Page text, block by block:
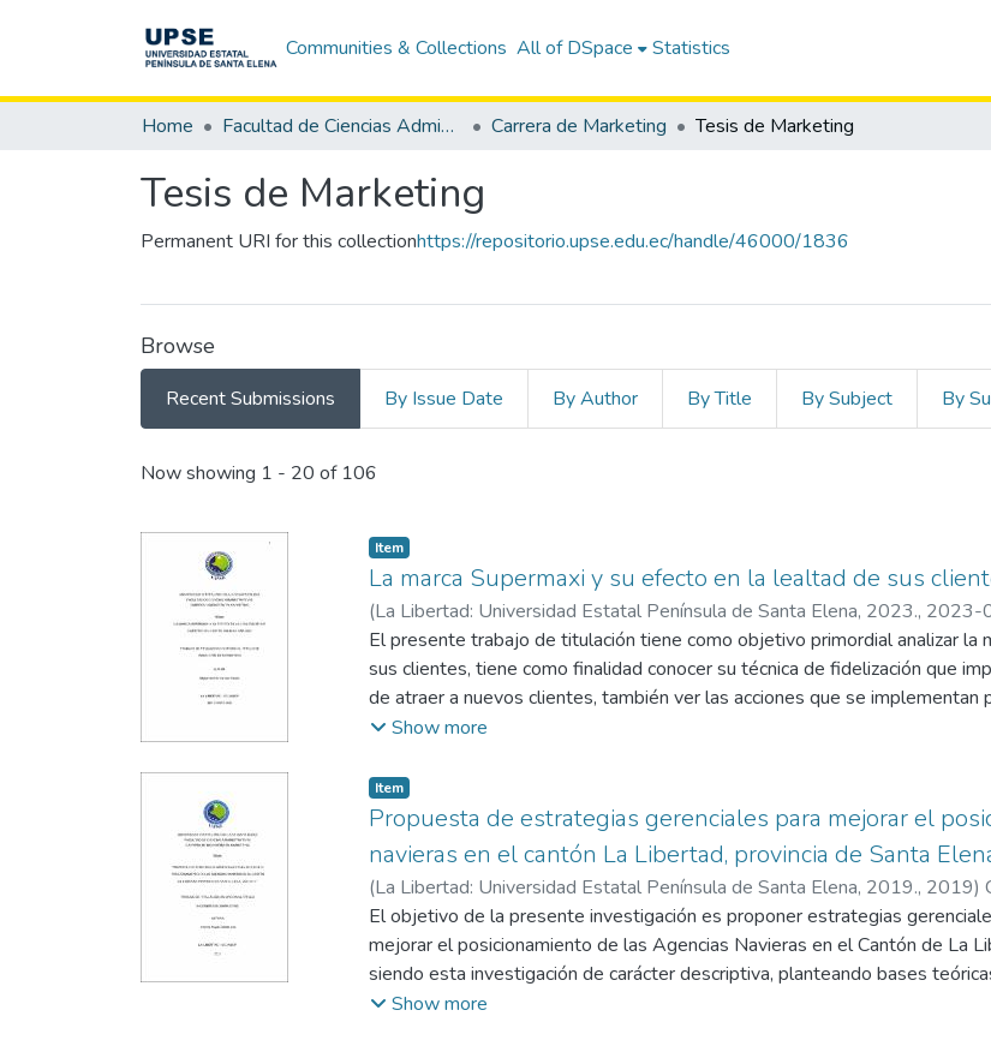
Communities & Collections All of DSpace Statistics
Home Facultad de Ciencias Administrativas Carrera de Marketing Tesis de Marketing
Tesis de Marketing
Permanent URI for this collectionhttps://repositorio.upse.edu.ec/handle/46000/1836
Browse
Recent Submissions By Issue Date By Author By Title By Subject By
Recent Submissions
Now showing 1 - 20 of 106
Item
La marca Supermaxi y su efecto en la lealtad de sus
(La Libertad: Universidad Estatal Península de Santa Elena, 2023., 2023-
Caamaño López, Libi Carol
El presente trabajo de titulación tiene como objetivo primordial analizar la
sus clientes, tiene como finalidad conocer su técnica de fidelización que
de atraer a nuevos clientes, también ver las acciones que se implementan
Mediante el método de investigación empleado, se utilizó el Descriptivo y
inmediaciones del Supermaxi; y que nos ayudaron a descubrir nuestro
el presente estudio, se detectó mínimos porcentajes de resultados
se deben mejorar para obtener la fidelización de los clientes al máximo.
importante para este estudio; el talento humano que labora en el
cliente en cuestión, le brinda una guía en asesoría sobre productos
como regla saludar y despedirse del mismo. Proyectar el gran prestigio
supermercado para sacar el mejor provecho y así poder incrementar el
recomendaciones que se brinda para finalizar este trabajo de titulación.
Show more
Item
Propuesta de estrategias gerenciales para mejorar el
navieras en el cantón La Libertad, provincia de Santa
(La Libertad: Universidad Estatal Península de Santa Elena, 2019., 2019)
López, Libi
El objetivo de la presente investigación es proponer estrategias
mejorar el posicionamiento de las Agencias Navieras en el Cantón de La
siendo esta investigación de carácter descriptiva, planteando bases
fundamentan al problema del estudio y una mejor comprensión; la población
Show more